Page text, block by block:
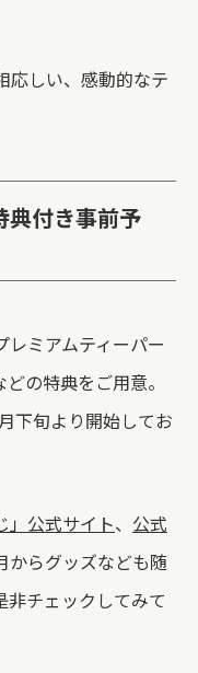
応しい、感動的なテ
付き事前予
ミアムティーパー
の特典をご用意。
下旬より開始してお
」公式サイト、 公式
からグッズなども随
非チェックしてみて